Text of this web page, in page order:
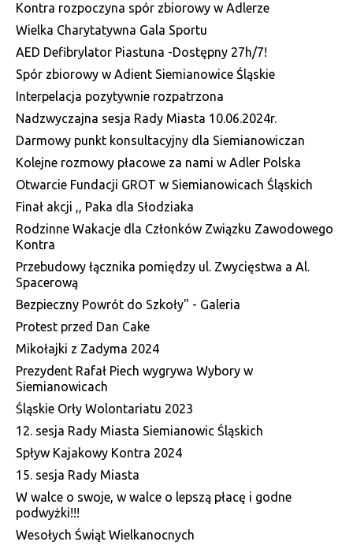
Kontra rozpoczyna spór zbiorowy w Adlerze
Wielka Charytatywna Gala Sportu
AED Defibrylator Piastuna -Dostępny 27h/7!
Spór zbiorowy w Adient Siemianowice Śląskie
Interpelacja pozytywnie rozpatrzona
Nadzwyczajna sesja Rady Miasta 10.06.2024r.
Darmowy punkt konsultacyjny dla Siemianowiczan
Kolejne rozmowy płacowe za nami w Adler Polska
Otwarcie Fundacji GROT w Siemianowicach Śląskich
Finał akcji ,, Paka dla Słodziaka
Rodzinne Wakacje dla Członków Związku Zawodowego
Kontra
Przebudowy łącznika pomiędzy ul. Zwycięstwa a Al.
Spacerową
Bezpieczny Powrót do Szkoły" - Galeria
Protest przed Dan Cake
Mikołajki z Zadyma 2024
Prezydent Rafał Piech wygrywa Wybory w
Siemianowicach
Śląskie Orły Wolontariatu 2023
12. sesja Rady Miasta Siemianowic Śląskich
Spływ Kajakowy Kontra 2024
15. sesja Rady Miasta
W walce o swoje, w walce o lepszą płacę i godne
podwyżki!!!
Wesołych Świąt Wielkanocnych